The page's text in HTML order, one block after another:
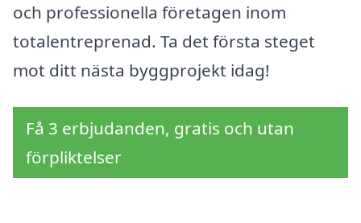
och professionella företagen inom
totalentreprenad. Ta det första steget
mot ditt nästa byggprojekt idag!
Få 3 erbjudanden, gratis och utan
förpliktelser